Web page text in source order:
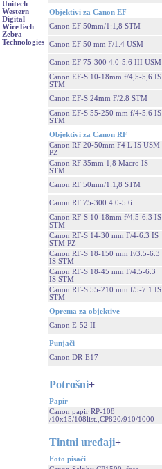
Unitech
Western
Digital
WireTech
Zebra
Technologies
Objektivi za Canon EF
Canon EF 50mm/1:1,8 STM
Canon EF 50 mm F/1.4 USM
Canon EF 75-300 4.0-5.6 III USM
Canon EF-S 10-18mm f/4,5-5,6 IS
STM
Canon EF-S 24mm F/2.8 STM
Canon EF-S 55-250 mm f/4-5.6 IS
STM
Objektivi za Canon RF
Canon RF 20-50mm F4 L IS USM
PZ
Canon RF 35mm 1,8 Macro IS
STM
Canon RF 50mm/1:1,8 STM
Canon RF 75-300 4.0-5.6
Canon RF-S 10-18mm f/4,5-6,3 IS
STM
Canon RF-S 14-30 mm F/4-6.3 IS
STM PZ
Canon RF-S 18-150 mm F/3.5-6.3
IS STM
Canon RF-S 18-45 mm F/4.5-6.3
IS STM
Canon RF-S 55-210 mm f/5-7.1 IS
STM
Oprema za objektive
Canon E-52 II
Punjači
Canon DR-E17
Potrošni+
Papir
Canon papir RP-108
/10x15/108list.,CP820/910/1000
Tintni uređaji+
Foto pisači